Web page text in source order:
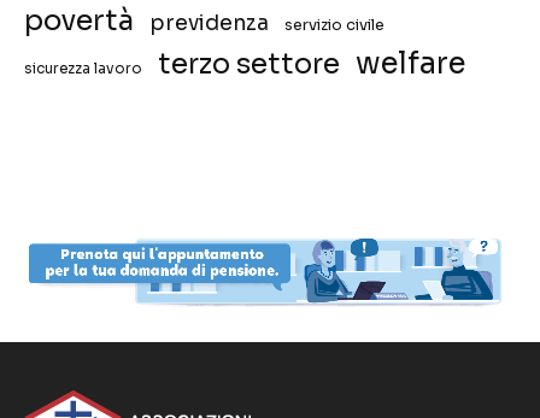
povertà previdenza servizio civile
sicurezza lavoro terzo settore welfare